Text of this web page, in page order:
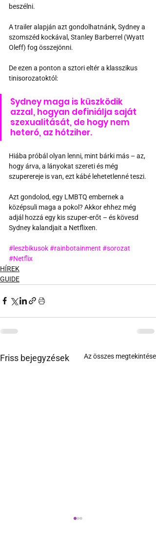
beszélni.
A trailer alapján azt gondolhatnánk, Sydney a
szomszéd kockával, Stanley Barberrel (Wyatt
Oleff) fog összejönni.
De ezen a ponton a sztori eltér a klasszikus
tinisorozatoktól:
Sydney maga is küszködik
azzal, hogyan definiálja saját
szexualitását, de hogy nem
heteró, az hótziher.
Hiába próbál olyan lenni, mint bárki más – az,
hogy árva, a lányokat szereti és még
szuperereje is van, ezt kábé lehetetlenné teszi.
Azt gondolod, egy LMBTQ embernek a
középsuli maga a pokol? Akkor ehhez még
adjál hozzá egy kis szuper-erőt – és kövesd
Sydney kalandjait a Netflixen.
#leszbikusok#rainbotainment #sorozat
#Netflix
HÍREK
GUIDE
Friss bejegyzések Az összes megtekintése